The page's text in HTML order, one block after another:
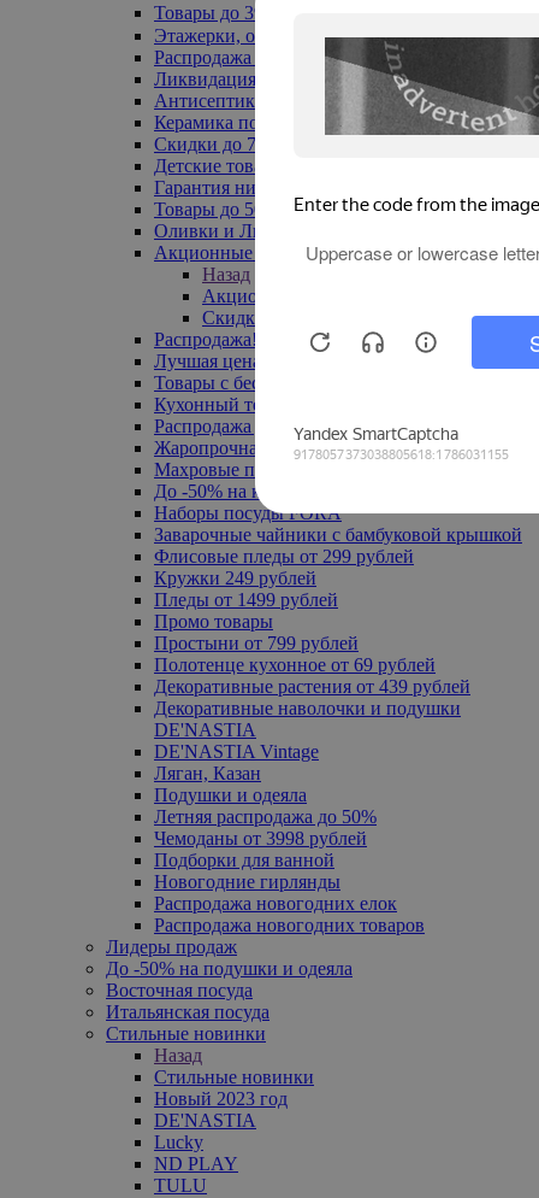
Товары до 399₽
Этажерки, обувницы
Распродажа текстиля до -50%
Ликвидация до -70%
Антисептики
Керамика по 129 руб
Скидки до 70%
Детские товары
Гарантия низкой цены
Товары до 500 руб
Оливки и Лимоны
Акционные товары
Назад
Акционные товары
Скидка 20% по промокоду
Распродажа! Ульяновск до -70%
Лучшая цена
Товары с бесплатной доставкой
Кухонный текстиль
Распродажа до -50%
Жаропрочная посуда
Махровые полотенца
До -50% на ковры
Наборы посуды FORA
Заварочные чайники с бамбуковой крышкой
Флисовые пледы от 299 рублей
Кружки 249 рублей
Пледы от 1499 рублей
Промо товары
Простыни от 799 рублей
Полотенце кухонное от 69 рублей
Декоративные растения от 439 рублей
Декоративные наволочки и подушки
DE'NASTIA
DE'NASTIA Vintage
Ляган, Казан
Подушки и одеяла
Летняя распродажа до 50%
Чемоданы от 3998 рублей
Подборки для ванной
Новогодние гирлянды
Распродажа новогодних елок
Распродажа новогодних товаров
Лидеры продаж
До -50% на подушки и одеяла
Восточная посуда
Итальянская посуда
Стильные новинки
Назад
Стильные новинки
Новый 2023 год
DE'NASTIA
Lucky
ND PLAY
TULU